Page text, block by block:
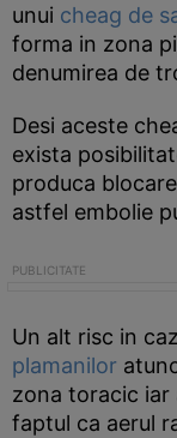
unui cheag de
forma in zona
denumirea de
Desi aceste
exista
produca
astfel embolie
Un alt risc in
plamanilor
zona toracic iar
faptul ca aerul